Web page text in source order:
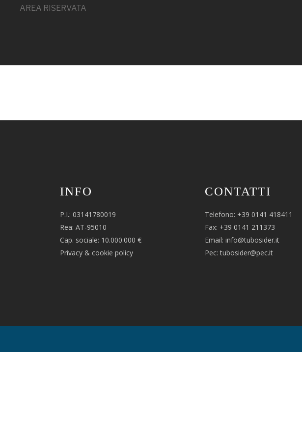
AREA RISERVATA
INFO
P.I.: 03141780019
Rea: AT-95010
Cap. sociale: 10.000.000 €
Privacy & cookie policy
CONTATTI
Telefono: +39 0141 418411
Fax: +39 0141 211373
Email: info@tubosider.it
Pec: tubosider@pec.it